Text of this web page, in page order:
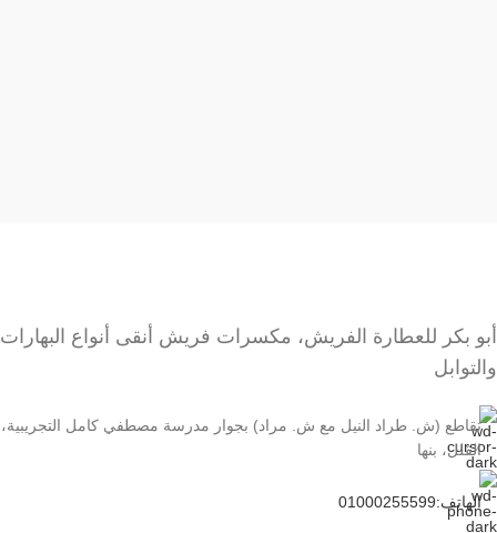
أبو بكر للعطارة الفريش، مكسرات فريش أنقى أنواع البهارات
والتوابل
تقاطع (ش. طراد النيل مع ش. مراد) بجوار مدرسة مصطفي كامل التجريبية،
الڤلل، بنها
الهاتف:01000255599